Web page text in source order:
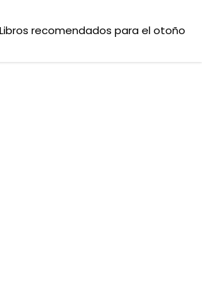
Libros recomendados para el otoño